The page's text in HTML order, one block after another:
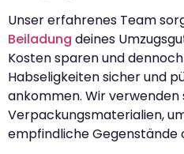
Unser erfahrenes Team
Beiladung deines
Kosten sparen und
Habseligkeiten sicher und
ankommen. Wir verwenden
Verpackungsmaterialien,
empfindliche Gegenstände